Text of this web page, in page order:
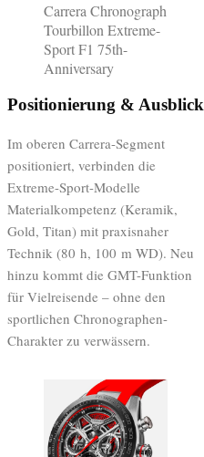
Carrera Chronograph
Tourbillon Extreme-
Sport F1 75th-
Anniversary
Positionierung & Ausblick
Im oberen Carrera-Segment
positioniert, verbinden die
Extreme-Sport-Modelle
Materialkompetenz (Keramik,
Gold, Titan) mit praxisnaher
Technik (80 h, 100 m WD). Neu
hinzu kommt die GMT-Funktion
für Vielreisende – ohne den
sportlichen Chronographen-
Charakter zu verwässern.